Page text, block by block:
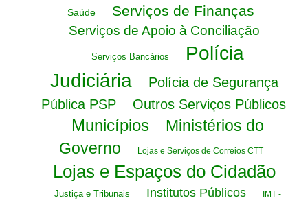
Saúde
Serviços de Finanças
Serviços de Apoio à Conciliação
Serviços Bancários
Polícia
Judiciária
Polícia de Segurança
Pública PSP
Outros Serviços Públicos
Municípios
Ministérios do
Governo
Lojas e Serviços de Correios CTT
Lojas e Espaços do Cidadão
Justiça e Tribunais Institutos Públicos IMT -